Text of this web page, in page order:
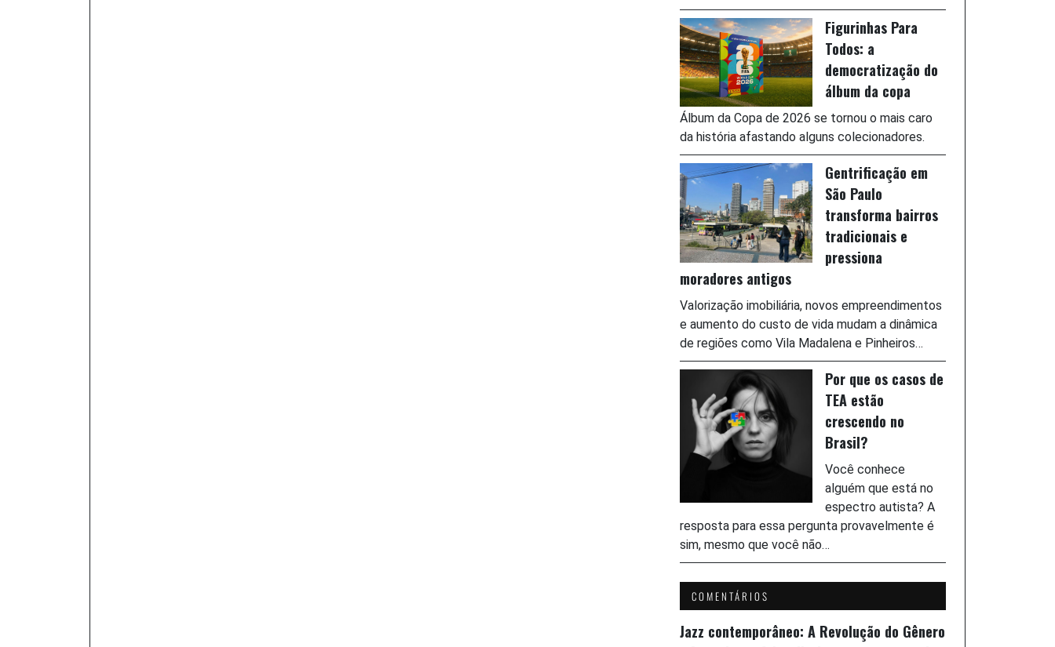
Figurinhas Para
Todos: a
democratização do
álbum da copa
Álbum da Copa de 2026 se tornou o mais caro
da história afastando alguns colecionadores.
Gentrificação em
São Paulo
transforma bairros
tradicionais e
pressiona
moradores antigos
Valorização imobiliária, novos empreendimentos
e aumento do custo de vida mudam a dinâmica
de regiões como Vila Madalena e Pinheiros…
Por que os casos de
TEA estão
crescendo no
Brasil?
Você conhece
alguém que está no
espectro autista? A
resposta para essa pergunta provavelmente é
sim, mesmo que você não…
COMENTÁRIOS
Jazz contemporâneo: A Revolução do Gênero